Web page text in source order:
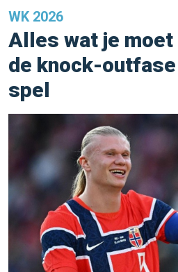
WK 2026
Alles wat je moet
de knock-outfase
spel